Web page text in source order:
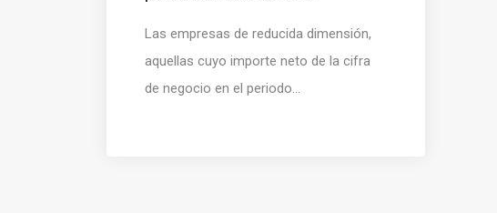
Las empresas de reducida dimensión,
aquellas cuyo importe neto de la cifra
de negocio en el periodo...